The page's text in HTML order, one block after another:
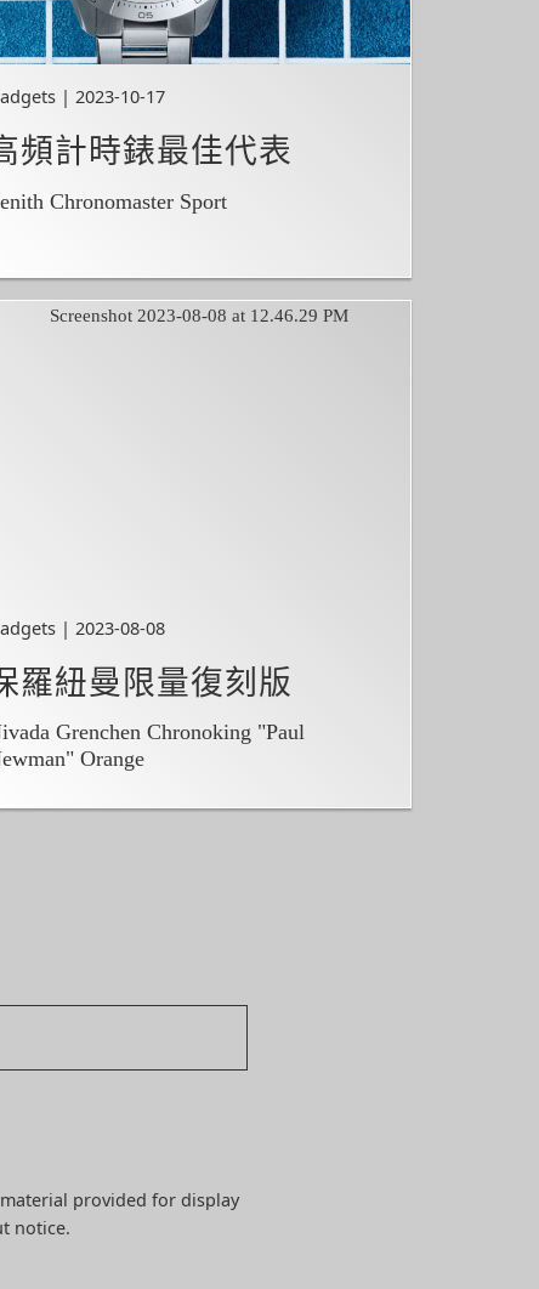
| 2023-10-17
頻計時錶最佳代表
Chronomaster Sport
| 2023-08-08
羅紐曼限量復刻版
Grenchen Chronoking "Paul
Orange
provided for display
notice.